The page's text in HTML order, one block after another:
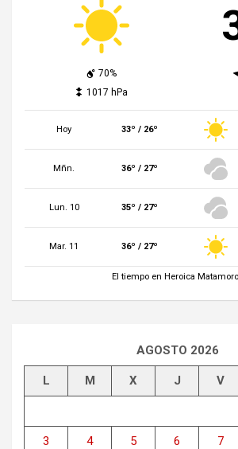
70%
1017 hPa
Hoy 33º / 26º
Mñn. 36º / 27º
Lun. 10 35º / 27º
Mar. 11 36º / 27º
El tiempo en Heroica
AGOSTO 2026
L M X J V
3 4 5 6 7